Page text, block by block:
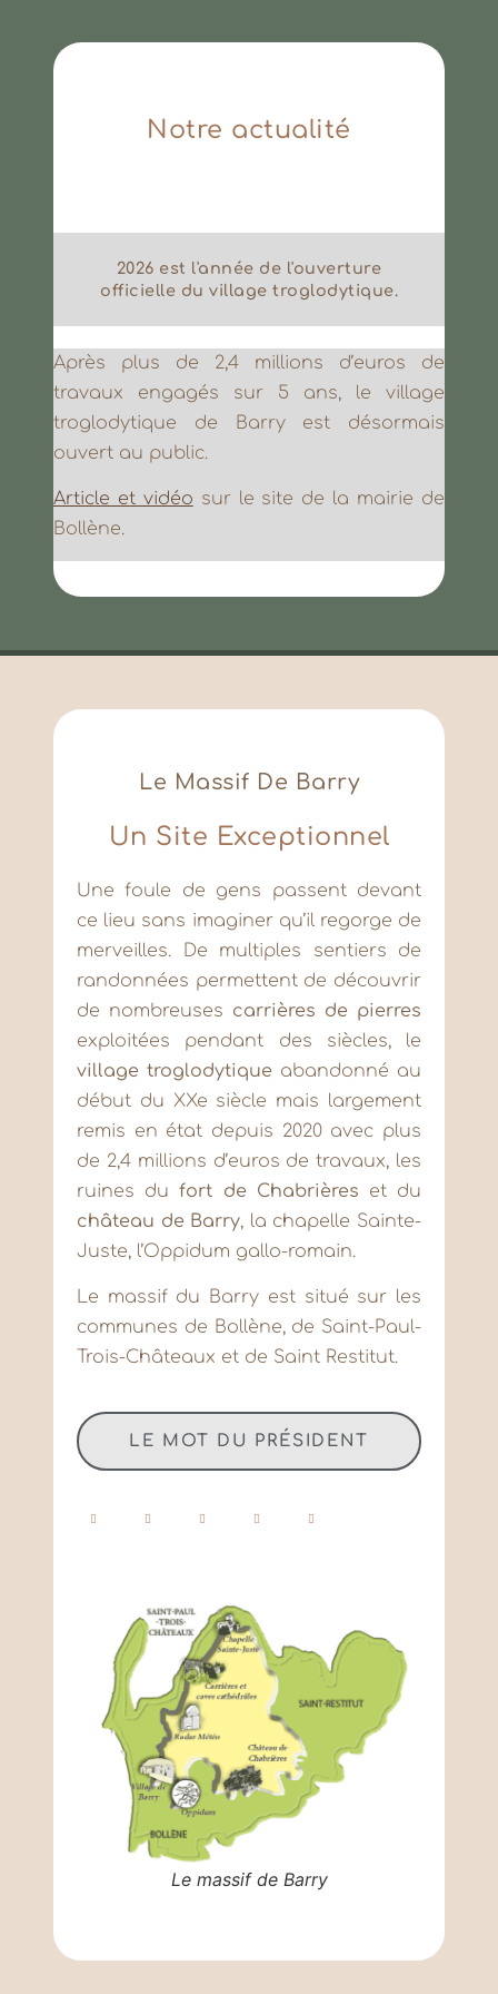
Notre actualité
2026 est l'année de l'ouverture
officielle du village troglodytique.
Après plus de 2,4 millions d’euros de
travaux engagés sur 5 ans, le village
troglodytique de Barry est désormais
ouvert au public.
Article et vidéo sur le site de la mairie de
Bollène.
Le Massif De Barry
Un Site Exceptionnel
Une foule de gens passent devant
ce lieu sans imaginer qu’il regorge de
merveilles. De multiples sentiers de
randonnées permettent de découvrir
de nombreuses carrières de pierres
exploitées pendant des siècles, le
village troglodytique abandonné au
début du XXe siècle mais largement
remis en état depuis 2020 avec plus
de 2,4 millions d’euros de travaux, les
ruines dufort de Chabrières et du
château de Barry, la chapelle Sainte-
Juste, l’Oppidum gallo-romain.
Le massif du Barry est situé sur les
communes de Bollène, de Saint-Paul-
Trois-Châteaux et de Saint Restitut.
LE MOT DU PRÉSIDENT
Le massif de Barry